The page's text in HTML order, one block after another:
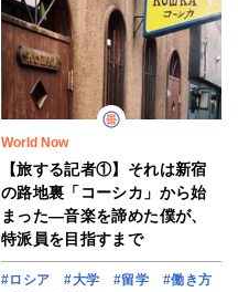
World Now
【旅する記者①】それは新宿
の路地裏「コーシカ」から始
まった―音楽を諦めた僕が、
特派員を目指すまで
#ロシア #大学 #留学
#働き方